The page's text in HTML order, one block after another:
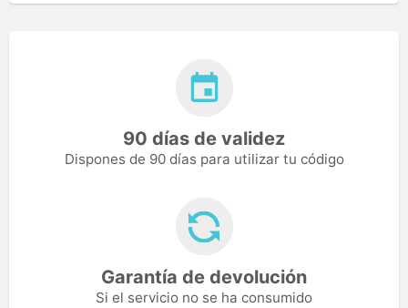
90 días de validez
Dispones de 90 días para utilizar tu código
Garantía de devolución
Si el servicio no se ha consumido